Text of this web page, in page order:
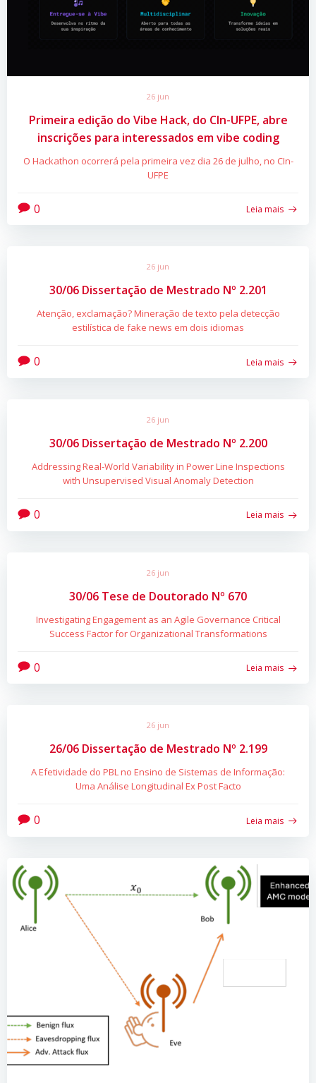
26 jun
Primeira edição do Vibe Hack, do CIn-UFPE, abre
inscrições para interessados em vibe coding
O Hackathon ocorrerá pela primeira vez dia 26 de julho, no CIn-
UFPE
0 Leia mais
26 jun
30/06 Dissertação de Mestrado Nº 2.201
Atenção, exclamação? Mineração de texto pela detecção
estilística de fake news em dois idiomas
0 Leia mais
26 jun
30/06 Dissertação de Mestrado Nº 2.200
Addressing Real-World Variability in Power Line Inspections
with Unsupervised Visual Anomaly Detection
0 Leia mais
26 jun
30/06 Tese de Doutorado Nº 670
Investigating Engagement as an Agile Governance Critical
Success Factor for Organizational Transformations
0 Leia mais
26 jun
26/06 Dissertação de Mestrado Nº 2.199
A Efetividade do PBL no Ensino de Sistemas de Informação:
Uma Análise Longitudinal Ex Post Facto
0 Leia mais